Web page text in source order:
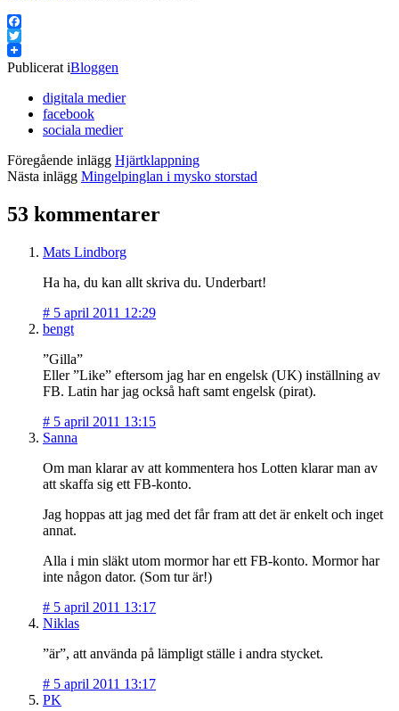
Facebook
Twitter
Publicerat iBloggen
digitala medier
facebook
sociala medier
Föregående inlägg Hjärtklappning
Nästa inlägg Mingelpinglan i mysko storstad
53 kommentarer
Mats Lindborg
Ha ha, du kan allt skriva du. Underbart!
# 5 april 2011 12:29
bengt
”Gilla”
Eller ”Like” eftersom jag har en engelsk (UK) inställning av
FB. Latin har jag också haft samt engelsk (pirat).
# 5 april 2011 13:15
Sanna
Om man klarar av att kommentera hos Lotten klarar man av
att skaffa sig ett FB-konto.
Jag hoppas att jag med det får fram att det är enkelt och inget
annat.
Alla i min släkt utom mormor har ett FB-konto. Mormor har
inte någon dator. (Som tur är!)
# 5 april 2011 13:17
Niklas
”är”, att använda på lämpligt ställe i andra stycket.
# 5 april 2011 13:17
PK